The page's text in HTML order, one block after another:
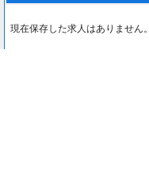
現在保存した求人はありません。